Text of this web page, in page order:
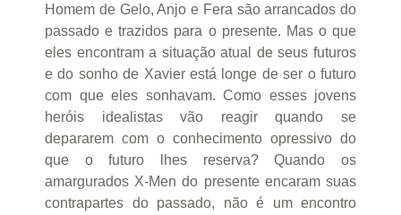
Homem de Gelo, Anjo e Fera são arrancados do
passado e trazidos para o presente. Mas o que
eles encontram a situação atual de seus futuros
e do sonho de Xavier está longe de ser o futuro
com que eles sonhavam. Como esses jovens
heróis idealistas vão reagir quando se
depararem com o conhecimento opressivo do
que o futuro lhes reserva? Quando os
amargurados X-Men do presente encaram suas
contrapartes do passado, não é um encontro